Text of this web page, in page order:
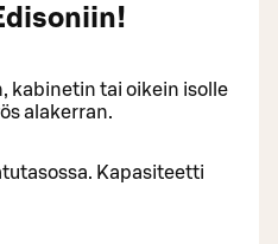
kabinetin tai oikein isolle
alakerran.
Kapasiteetti